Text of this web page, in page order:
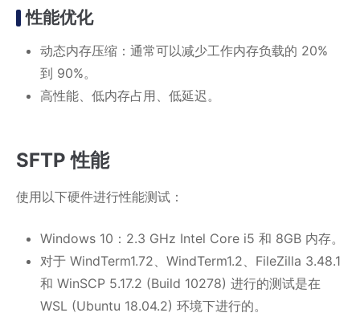
性能优化
动态内存压缩：通常可以减少工作内存负载的 20%
到 90%。
高性能、低内存占用、低延迟。
SFTP 性能
使用以下硬件进行性能测试：
Windows 10：2.3 GHz Intel Core i5 和 8GB 内存。
对于 WindTerm1.72、WindTerm1.2、FileZilla 3.48.1
和 WinSCP 5.17.2 (Build 10278) 进行的测试是在
WSL (Ubuntu 18.04.2) 环境下进行的。